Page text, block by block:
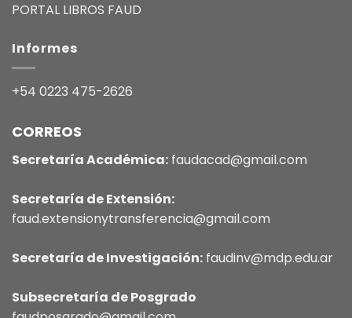
PORTAL LIBROS FAUD
Informes
+54 0223 475-2626
CORREOS
Secretaría Académica: faudacad@gmail.com
Secretaría de Extensión:
faud.extensionytransferencia@gmail.com
Secretaría de Investigación: faudinv@mdp.edu.ar
Subsecretaría de Posgrado